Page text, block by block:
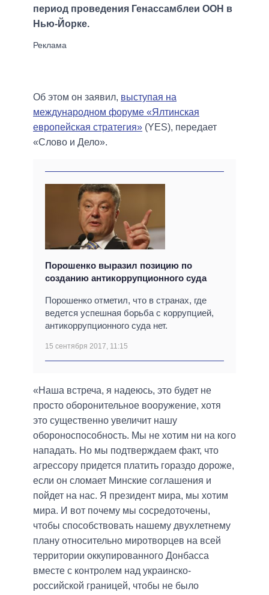
период проведения Генассамблеи ООН в
Нью-Йорке.
Об этом он заявил, выступая на
международном форуме «Ялтинская
европейская стратегия» (YES), передает
«Слово и Дело».
Порошенко выразил позицию по
созданию антикоррупционного суда
Порошенко отметил, что в странах, где
ведется успешная борьба с коррупцией,
антикоррупционного суда нет.
15 сентября 2017, 11:15
«Наша встреча, я надеюсь, это будет не
просто оборонительное вооружение, хотя
это существенно увеличит нашу
обороноспособность. Мы не хотим ни на кого
нападать. Но мы подтверждаем факт, что
агрессору придется платить гораздо дороже,
если он сломает Минские соглашения и
пойдет на нас. Я президент мира, мы хотим
мира. И вот почему мы сосредоточены,
чтобы способствовать нашему двухлетнему
плану относительно миротворцев на всей
территории оккупированного Донбасса
вместе с контролем над украинско-
российской границей, чтобы не было